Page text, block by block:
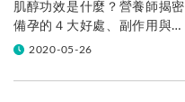
肌醇功效是什麼？營養師揭密
備孕的４大好處、副作用與正
確吃法
2020-05-26